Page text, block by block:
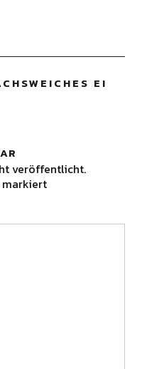
EI
veröffentlicht.
markiert